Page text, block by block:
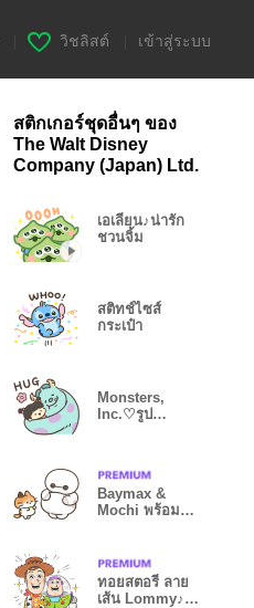
วิชลิสต์ เข้าสู่ระบบ
สติกเกอร์ชุดอื่นๆ ของ
The Walt Disney
Company (Japan) Ltd.
เอเลี่ยน♪น่ารัก
ชวนจิ้ม
สติทช์ไซส์
กระเป๋า
Monsters,
Inc.♡รูป
Baymax &
Mochi พร้อม
ทอยสตอรี่ ลาย
เส้น Lommy♪